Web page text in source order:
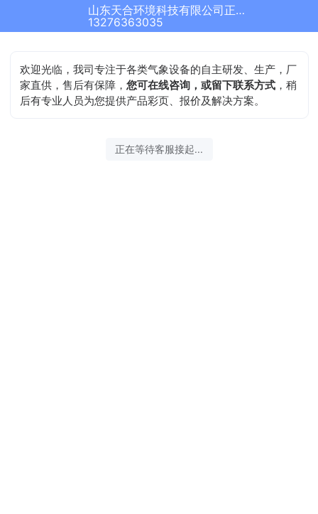
山东天合环境科技有限公司正在为您服务
13276363035
欢迎光临，我司专注于各类气象设备的自主研发、生产，厂
家直供，售后有保障，您可在线咨询，或留下联系方式 ，稍
后有专业人员为您提供产品彩页、报价及解决方案。
2026-08-08 16:51:29 开始沟通